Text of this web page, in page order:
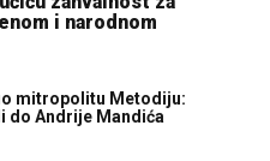
i narodnom
mitropolitu Metodiju:
do Andrije Mandića